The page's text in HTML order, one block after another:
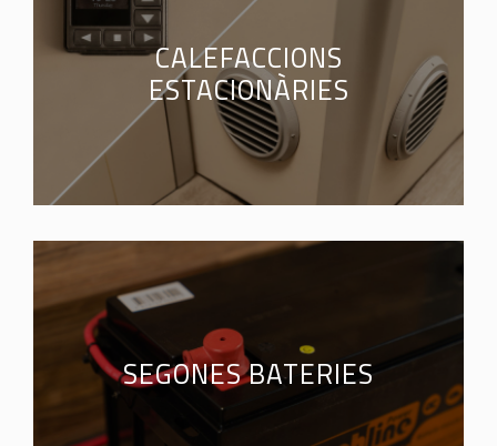
CALEFACCIONS
ESTACIONÀRIES
SEGONES BATERIES